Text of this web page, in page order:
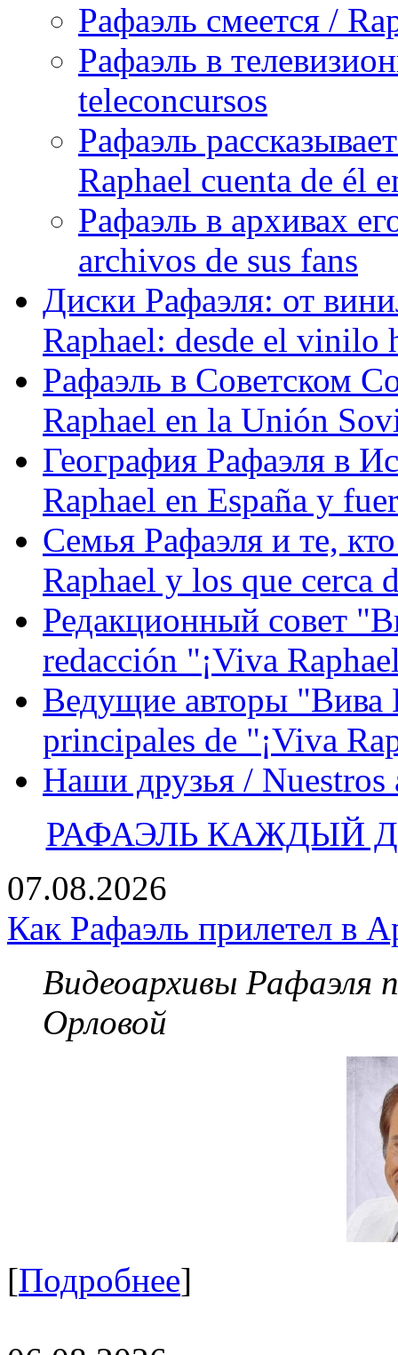
Рафаэль смеется /
Рафаэль в
teleconcursos
Рафаэль
Raphael cuenta de él
Рафаэль в архивах
archivos de sus fans
Диски Рафаэля: от
Raphael: desde el vinilo
Рафаэль в Советском
Raphael en la Unión
География Рафаэля в
Raphael en España y
Семья Рафаэля и те,
Raphael y los que cerca
Редакционный совет
redacción "¡Viva
Ведущие авторы "Вива
principales de "¡Viva
Наши друзья / Nuestros
РАФАЭЛЬ КАЖДЫЙ
07.08.2026
Как Рафаэль прилетел в
Видеоархивы Рафаэля
Орловой
[Подробнее]